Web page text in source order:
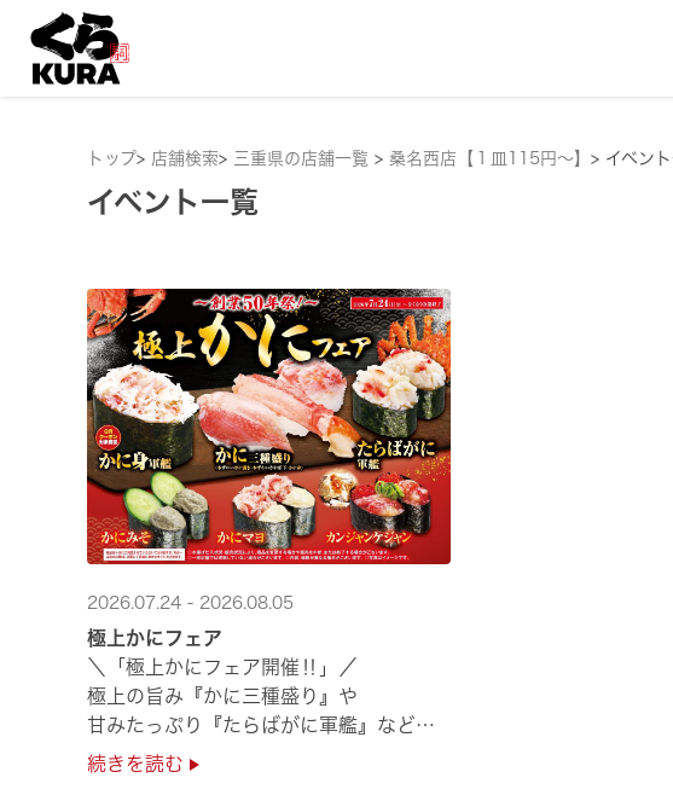
トップ> 店舗検索> 三重県の店舗一覧 > 桑名西店【１皿115円～】 > イベン
イベント一覧
2026.07.24 - 2026.08.05
極上かにフェア
＼「極上かにフェア開催‼」／
極上の旨み『かに三種盛り』や
甘みたっぷり『たらばがに軍艦』など
絶品のかにを味わいつくせる！🦀
続きを読む